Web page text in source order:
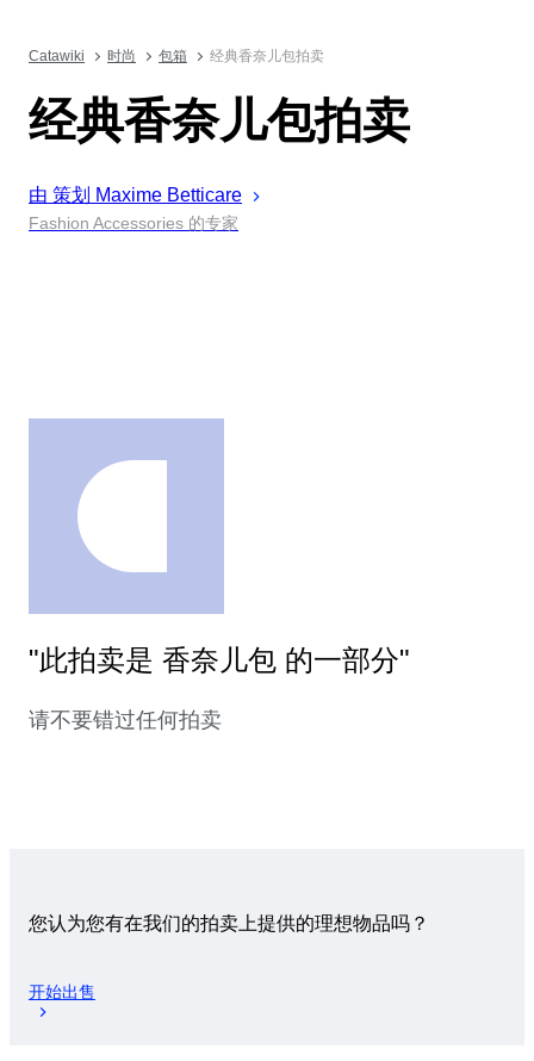
Catawiki 时尚 包箱 经典香奈儿包拍卖
经典香奈儿包拍卖
由 策划 Maxime Betticare
Fashion Accessories 的专家
"此拍卖是 香奈儿包 的一部分"
请不要错过任何拍卖
您认为您有在我们的拍卖上提供的理想物品吗？
开始出售